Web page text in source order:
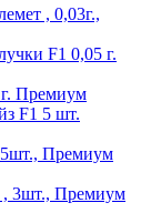
, 0,03г.,
F1 0,05 г.
Пpeмиyм
F1 5 шт.
Премиум
, 3шт., Премиум